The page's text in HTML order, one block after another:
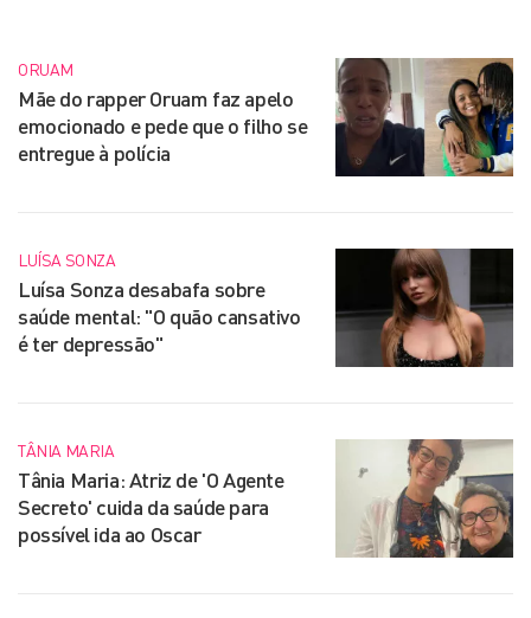
ORUAM
Mãe do rapper Oruam faz apelo
emocionado e pede que o filho se
entregue à polícia
LUÍSA SONZA
Luísa Sonza desabafa sobre
saúde mental: "O quão cansativo
é ter depressão"
TÂNIA MARIA
Tânia Maria: Atriz de 'O Agente
Secreto' cuida da saúde para
possível ida ao Oscar